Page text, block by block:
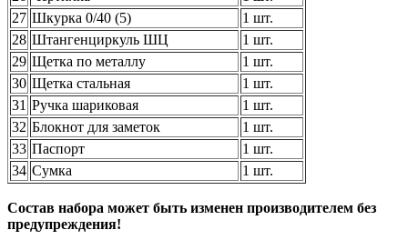
27 Шкурка 0/40 (5)
1 шт.
28 Штангенциркуль ШЦ
1 шт.
29 Щетка по металлу
1 шт.
30 Щетка стальная
1 шт.
31 Ручка шариковая
1 шт.
32 Блокнот для заметок
1 шт.
33 Паспорт
1 шт.
34 Сумка 1 шт.
Состав набора может быть изменен производителем без
предупреждения!